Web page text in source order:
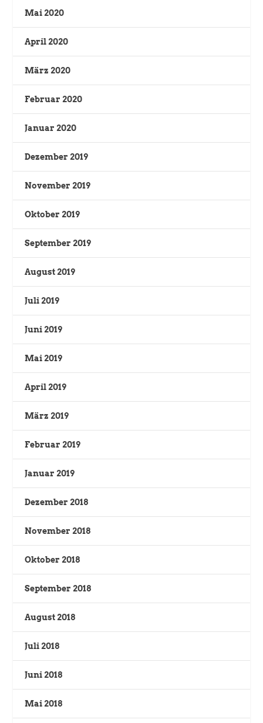
Mai 2020
April 2020
März 2020
Februar 2020
Januar 2020
Dezember 2019
November 2019
Oktober 2019
September 2019
August 2019
Juli 2019
Juni 2019
Mai 2019
April 2019
März 2019
Februar 2019
Januar 2019
Dezember 2018
November 2018
Oktober 2018
September 2018
August 2018
Juli 2018
Juni 2018
Mai 2018